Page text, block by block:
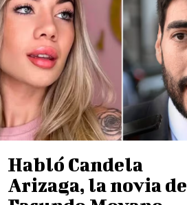
Habló Candela
Arizaga, la novia de